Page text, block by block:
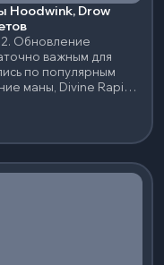
Hoodwink, Drow
2. Обновление
важным для
по популярным
маны, Divine Rapier